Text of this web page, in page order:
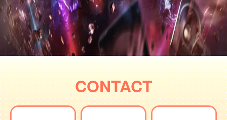
CONTACT